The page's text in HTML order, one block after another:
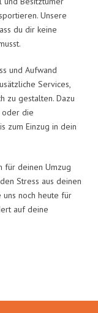
Unsere
du dir keine
und Aufwand
Services,
zu gestalten. Dazu
oder die
zum Einzug in dein
für deinen Umzug
Stress aus deinen
uns noch heute für
auf deine